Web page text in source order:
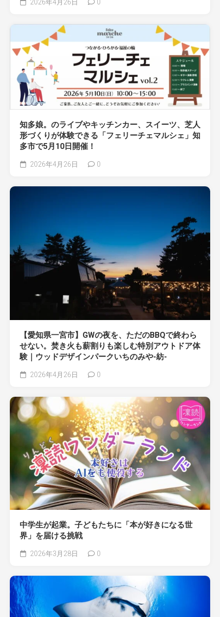
2026年4月26日 0
知多娘。のライブやキッチンカー、スイーツ、芝人
形づくりが体験できる「フェリーチェマルシェ」知
多市で5月10日開催！
2026年4月26日 0
【愛知県一宮市】GWの夜を、ただのBBQで終わら
せない。焚き火も薪割りも楽しむ特別アウトドア体
験｜ウッドデザインパークいちのみや-紡-
2026年4月26日 0
中学生が起業。子どもたちに「本が好きになる世
界」を届ける挑戦
2026年3月28日 0